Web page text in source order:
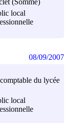
(Somme)
local
du lycée
local
08/09/2007